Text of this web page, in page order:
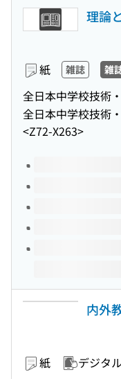
理論
紙 雑誌 雑
全日本中学校技術
全日本中学校技術
<Z72-X263>
このタイトルの巻号
内外
紙 デジタル